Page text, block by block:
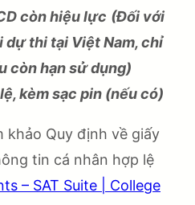
còn hiệu lực (Đối với
dự thi tại Việt Nam, chỉ
còn hạn sử dụng)
kèm sạc pin (nếu có)
khảo Quy định về giấy
tin cá nhân hợp lệ
– SAT Suite | College